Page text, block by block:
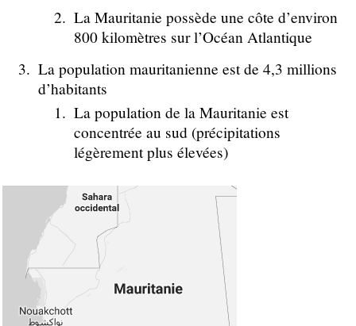
La Mauritanie possède une côte d’environ
800 kilomètres sur l’Océan Atlantique
La population mauritanienne est de 4,3 millions
d’habitants
La population de la Mauritanie est
concentrée au sud (précipitations
légèrement plus élevées)